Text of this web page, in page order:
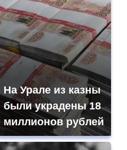
На Урале из казны
были украдены 18
миллионов рублей